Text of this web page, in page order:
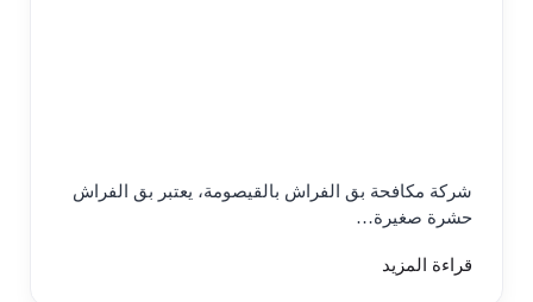
شركة مكافحة بق الفراش بالقيصومة، يعتبر بق الفراش
حشرة صغيرة…
قراءة المزيد